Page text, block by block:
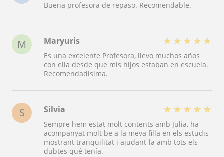
Buena profesora de repaso. Recomendable.
M Maryuris ★ ★ ★ ★ ★
Es una excelente Profesora, llevo muchos años
con ella desde que mis hijos estaban en escuela.
Recomendadisima.
S Silvia ★ ★ ★ ★ ★
Sempre hem estat molt contents amb Julia, ha
acompanyat molt be a la meva filla en els estudis
mostrant tranquilitat i ajudant-la amb tots els
dubtes qué tenía.